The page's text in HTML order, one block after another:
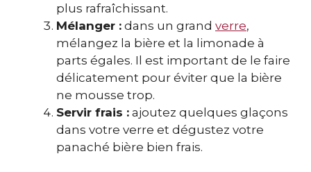
plus rafraîchissant.
Mélanger : dans un grand verre,
mélangez la bière et la limonade à
parts égales. Il est important de le faire
délicatement pour éviter que la bière
ne mousse trop.
Servir frais : ajoutez quelques glaçons
dans votre verre et dégustez votre
panaché bière bien frais.